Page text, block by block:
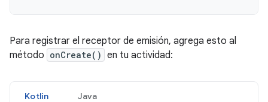
Para registrar el receptor de emisión, agrega esto al
método onCreate() en tu actividad:
Kotlin Java